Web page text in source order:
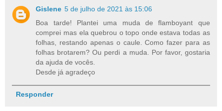
Gislene 5 de julho de 2021 às 15:06
Boa tarde! Plantei uma muda de flamboyant que
comprei mas ela quebrou o topo onde estava todas as
folhas, restando apenas o caule. Como fazer para as
folhas brotarem? Ou perdi a muda. Por favor, gostaria
da ajuda de vocês.
Desde já agradeço
Responder